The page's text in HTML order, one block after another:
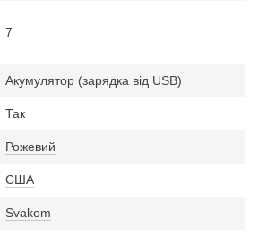
7
Акумулятор (зарядка від USB)
Так
Рожевий
США
Svakom